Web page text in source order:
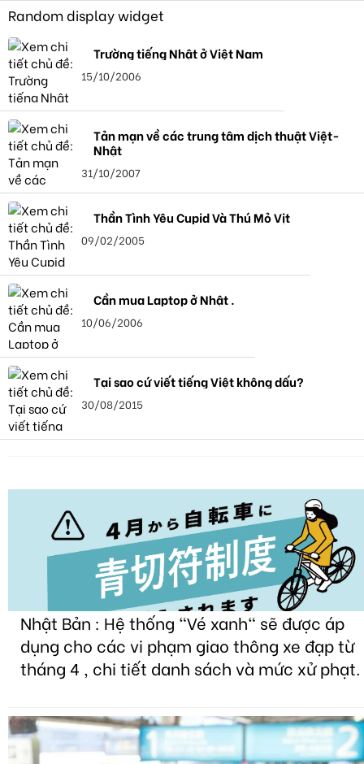
Random display widget
Trường tiếng Nhật ở Việt Nam
15/10/2006
Tản mạn về các trung tâm dịch thuật Việt-
Nhật
31/10/2007
Thần Tình Yêu Cupid Và Thú Mỏ Vịt
09/02/2005
Cần mua Laptop ở Nhật .
10/06/2006
Tại sao cứ viết tiếng Việt không dấu?
30/08/2015
Nhật Bản : Hệ thống "Vé xanh" sẽ được áp
dụng cho các vi phạm giao thông xe đạp từ
tháng 4 , chi tiết danh sách và mức xử phạt.